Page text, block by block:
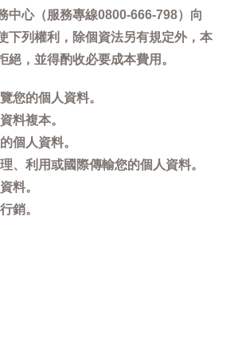
中心（服務專線0800-666-798）向
下列權利，除個資法另有規定外，本
絕，並得酌收必要成本費用。
您的個人資料。
料複本。
個人資料。
、利用或國際傳輸您的個人資料。
料。
銷。